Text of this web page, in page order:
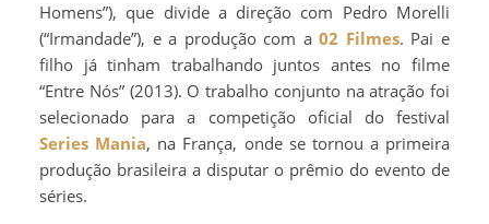
Homens”), que divide a direção com Pedro Morelli
(“Irmandade”), e a produção com a02 Filmes. Pai e
filho já tinham trabalhando juntos antes no filme
“Entre Nós” (2013). O trabalho conjunto na atração foi
selecionado para a competição oficial do festival
Series Mania, na França, onde se tornou a primeira
produção brasileira a disputar o prêmio do evento de
séries.